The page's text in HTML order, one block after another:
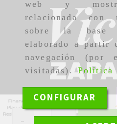
web y
relacionada con
sobre la
elaborado a partir
navegación (por
visitadas).Política
CONFIGURAR
+